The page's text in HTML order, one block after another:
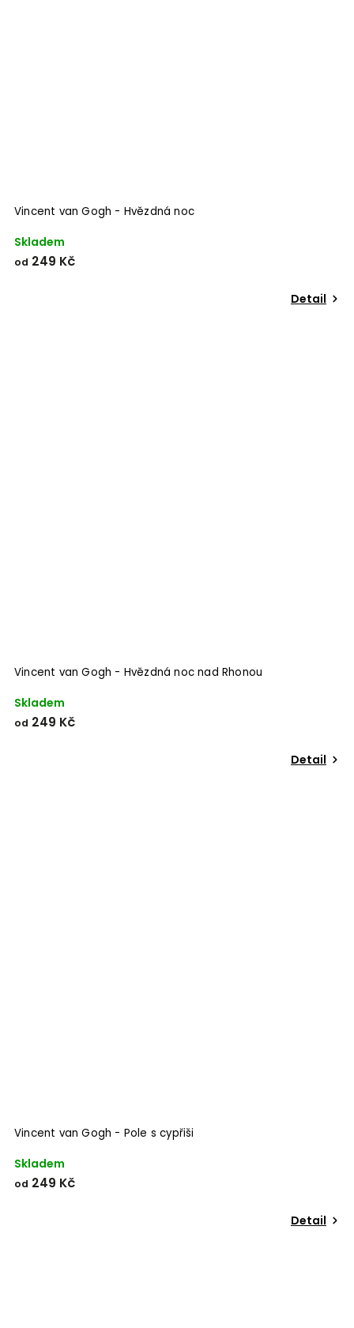
Vincent van Gogh - Hvězdná noc
Skladem
od 249 Kč
Detail
Vincent van Gogh - Hvězdná noc nad Rhonou
Skladem
od 249 Kč
Detail
Vincent van Gogh - Pole s cypřiši
Skladem
od 249 Kč
Detail